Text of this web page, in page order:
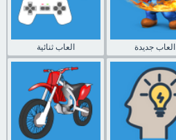
العاب ثنائية العاب جديدة